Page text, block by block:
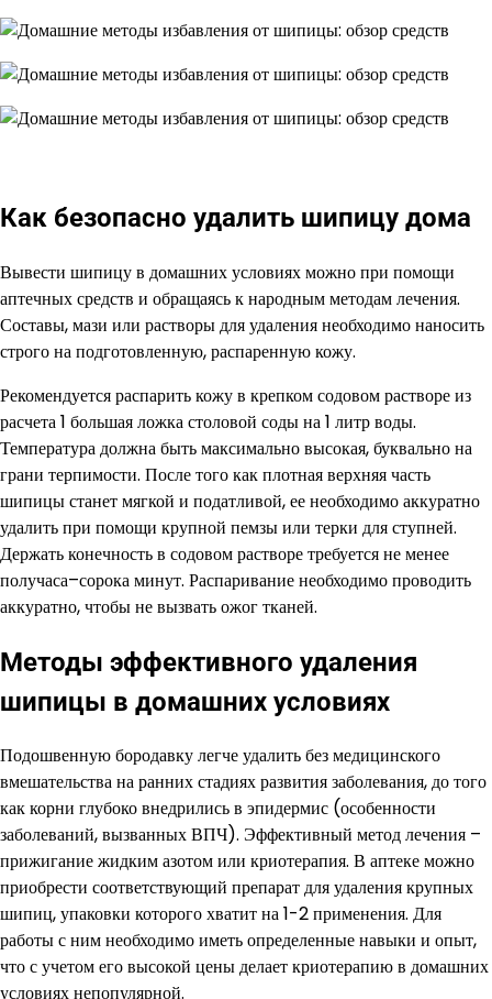
Как безопасно удалить шипицу дома
Вывести шипицу в домашних условиях можно при помощи
аптечных средств и обращаясь к народным методам лечения.
Составы, мази или растворы для удаления необходимо наносить
строго на подготовленную, распаренную кожу.
Рекомендуется распарить кожу в крепком содовом растворе из
расчета 1 большая ложка столовой соды на 1 литр воды.
Температура должна быть максимально высокая, буквально на
грани терпимости. После того как плотная верхняя часть
шипицы станет мягкой и податливой, ее необходимо аккуратно
удалить при помощи крупной пемзы или терки для ступней.
Держать конечность в содовом растворе требуется не менее
получаса–сорока минут. Распаривание необходимо проводить
аккуратно, чтобы не вызвать ожог тканей.
Методы эффективного удаления
шипицы в домашних условиях
Подошвенную бородавку легче удалить без медицинского
вмешательства на ранних стадиях развития заболевания, до того
как корни глубоко внедрились в эпидермис (особенности
заболеваний, вызванных ВПЧ). Эффективный метод лечения –
прижигание жидким азотом или криотерапия. В аптеке можно
приобрести соответствующий препарат для удаления крупных
шипиц, упаковки которого хватит на 1-2 применения. Для
работы с ним необходимо иметь определенные навыки и опыт,
что с учетом его высокой цены делает криотерапию в домашних
условиях непопулярной.